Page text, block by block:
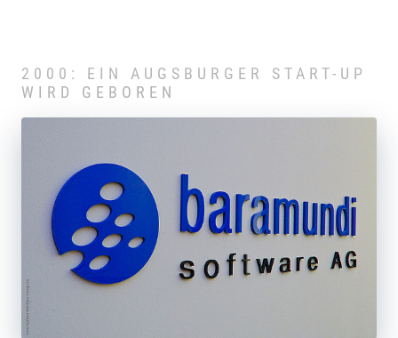
2000: EIN AUGSBURGER START-UP
WIRD GEBOREN